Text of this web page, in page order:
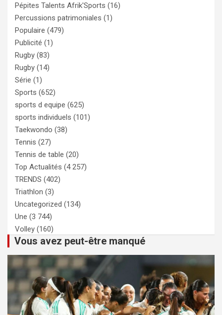
Pépites Talents Afrik'Sports (16)
Percussions patrimoniales (1)
Populaire (479)
Publicité (1)
Rugby (83)
Rugby (14)
Série (1)
Sports (652)
sports d equipe (625)
sports individuels (101)
Taekwondo (38)
Tennis (27)
Tennis de table (20)
Top Actualités (4 257)
TRENDS (402)
Triathlon (3)
Uncategorized (134)
Une (3 744)
Volley (160)
Vous avez peut-être manqué